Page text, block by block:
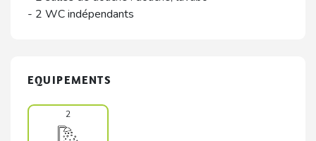
- 2 WC indépendants
EQUIPEMENTS
2